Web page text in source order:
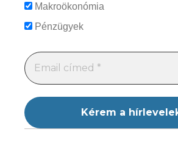
Makroökonómia
Pénzügyek